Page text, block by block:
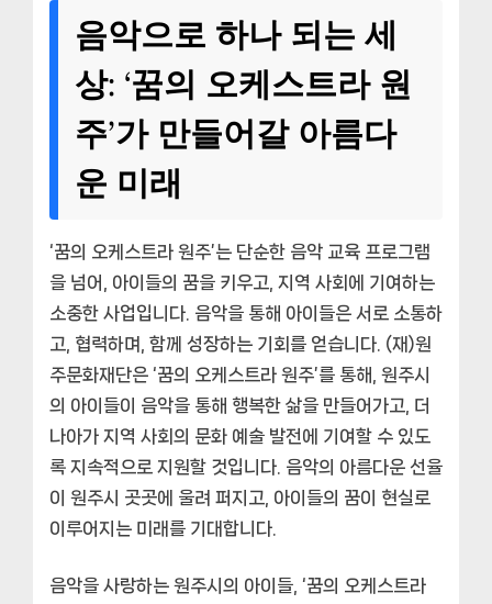
음악으로 하나 되는 세
상: ‘꿈의 오케스트라 원
주’가 만들어갈 아름다
운 미래
‘꿈의 오케스트라 원주’는 단순한 음악 교육 프로그램
을 넘어, 아이들의 꿈을 키우고, 지역 사회에 기여하는
소중한 사업입니다. 음악을 통해 아이들은 서로 소통하
고, 협력하며, 함께 성장하는 기회를 얻습니다. (재)원
주문화재단은 ‘꿈의 오케스트라 원주’를 통해, 원주시
의 아이들이 음악을 통해 행복한 삶을 만들어가고, 더
나아가 지역 사회의 문화 예술 발전에 기여할 수 있도
록 지속적으로 지원할 것입니다. 음악의 아름다운 선율
이 원주시 곳곳에 울려 퍼지고, 아이들의 꿈이 현실로
이루어지는 미래를 기대합니다.
음악을 사랑하는 원주시의 아이들, ‘꿈의 오케스트라